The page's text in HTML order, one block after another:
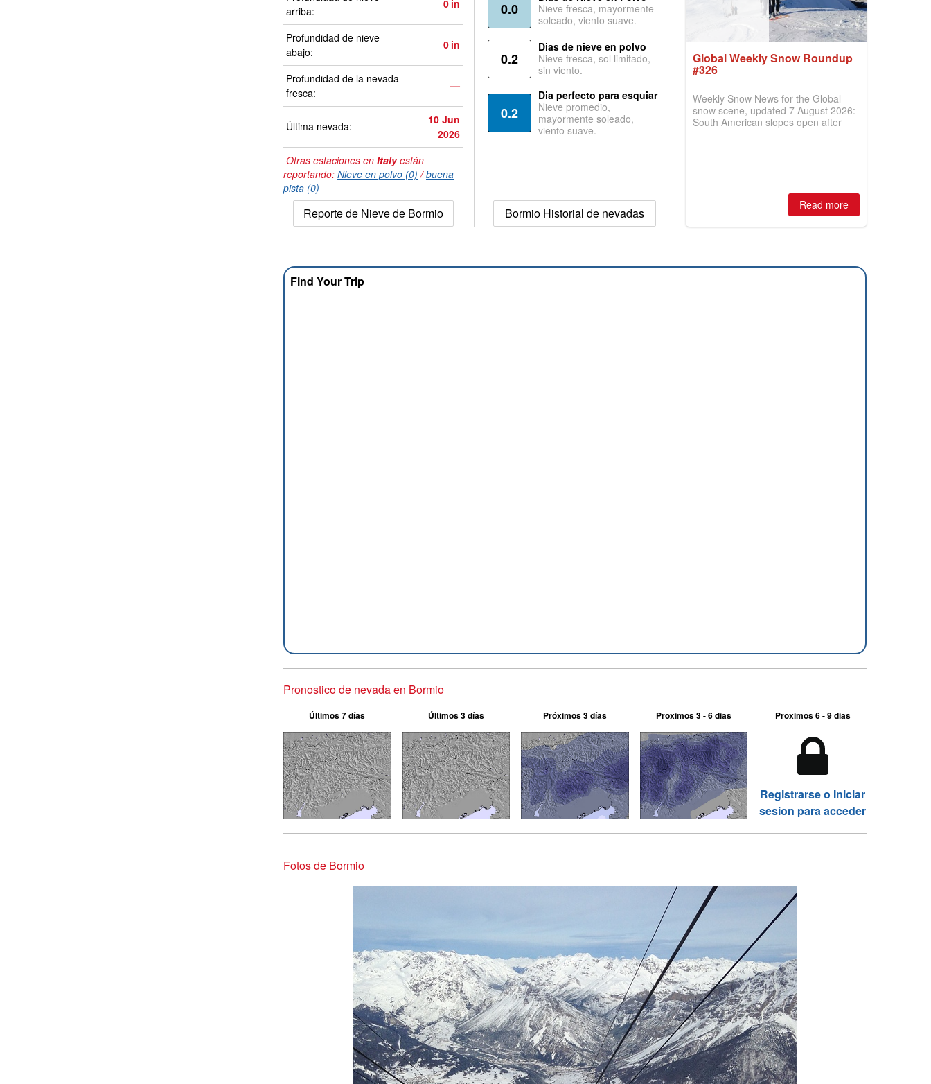
arriba:
0 in
Profundidad de nieve
abajo:
0 in
Profundidad de la nevada
fresca:
—
Última nevada:
10 Jun
2026
Otras estaciones en Italyestán
reportando: Nieve en polvo (0) /buena
pista (0)
Reporte de Nieve de Bormio
0.0
Nieve fresca, mayormente
soleado, viento suave.
0.2
Dias de nieve en polvo
Nieve fresca, sol limitado,
sin viento.
0.2
Dia perfecto para esquiar
Nieve promedio,
mayormente soleado,
viento suave.
Bormio Historial de nevadas
Global Weekly Snow Roundup
#326
Weekly Snow News for the Global
snow scene, updated 7 August 2026:
South American slopes open after
Read more
Find Your Trip
Pronostico de nevada en Bormio
Últimos 7 días Últimos 3 días Próximos 3 días Proximos 3 - 6 dias Proximos 6 - 9 dias
Registrarse o Iniciar
sesion para acceder
Fotos de Bormio